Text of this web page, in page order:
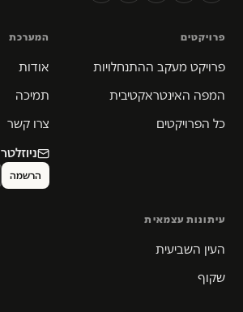
פרויקטים
פרויקט מעקב ההתנחלויות
המפה האינטראקטיבית
כל הפרויקטים
המערכת
אודות
תמיכה
צרו קשר
ניוזלטר
עיתונות עצמאית
העין השביעית
שקוף